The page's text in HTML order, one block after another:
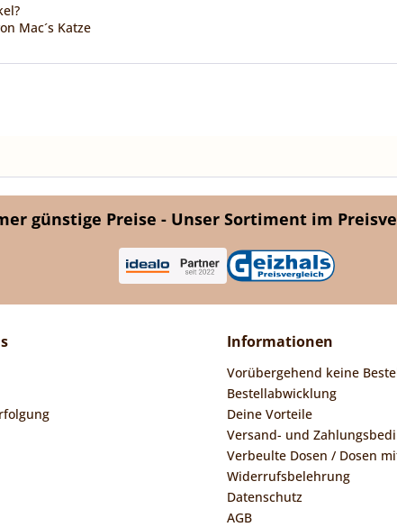
Mac´s Katze
günstige Preise - Unser Sortiment im
Informationen
Vorübergehend keine
Bestellabwicklung
Deine Vorteile
Versand- und
Verbeulte Dosen / Dosen
Widerrufsbelehrung
Datenschutz
AGB